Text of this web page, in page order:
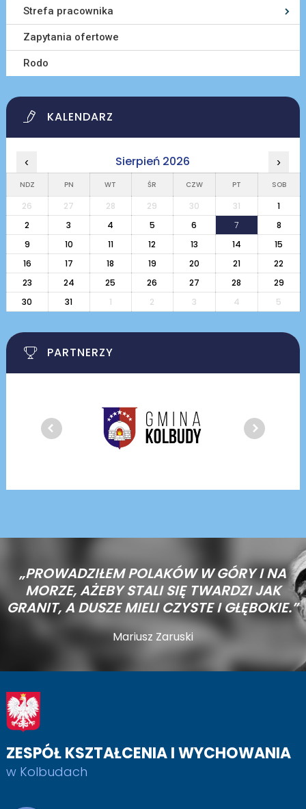
Strefa pracownika
Zapytania ofertowe
Rodo
KALENDARZ
‹ Sierpień 2026 ›
NDZ PN WT ŚR CZW PT SOB
26 27 28 29 30 31
1
2
3 4 5 6 7
8
9
10 11 12 13 14
15
16
17 18 19 20 21
22
23
24 25 26 27 28
29
30
31 1 2 3 4 5
PARTNERZY
„PROWADZIŁEM POLAKÓW W GÓRY I NA
MORZE,AŻEBY STALI SIĘ TWARDZI JAK
GRANIT, A DUSZE MIELI CZYSTE I GŁĘBOKIE.”
Mariusz Zaruski
ZESPÓŁ KSZTAŁCENIA I WYCHOWANIA
w Kolbudach